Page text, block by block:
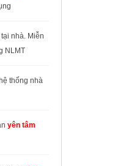
nhà. Miễn
NLMT
thống nhà
yên tâm